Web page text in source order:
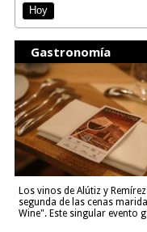
Hoy
Gastronomía
Los vinos de Alútiz y
segunda de las cenas
Wine". Este singular evento